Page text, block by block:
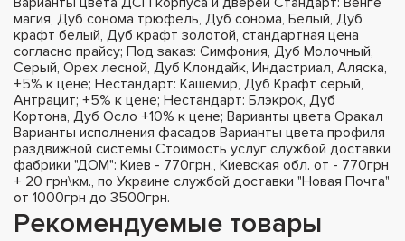
магия, Дуб сонома трюфель, Дуб сонома, Белый, Дуб
крафт белый, Дуб крафт золотой, стандартная цена
согласно прайсу; Под заказ: Симфония, Дуб Молочный,
Серый, Орех лесной, Дуб Клондайк, Индастриал, Аляска,
+5% к цене; Нестандарт: Кашемир, Дуб Крафт серый,
Антрацит; +5% к цене; Нестандарт: Блэкрок, Дуб
Кортона, Дуб Осло +10% к цене; Варианты цвета Оракал
Варианты исполнения фасадов Варианты цвета профиля
раздвижной системы Стоимость услуг службой доставки
фабрики "ДОМ": Киев - 770грн., Киевская обл. от - 770грн
+ 20 грн\км., по Украине службой доставки "Новая Почта"
от 1000грн до 3500грн.
Рекомендуемые товары